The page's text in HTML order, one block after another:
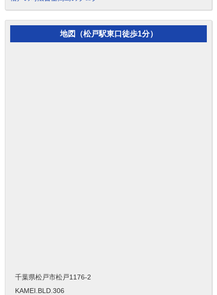
地図（松戸駅東口徒歩1分）
千葉県松戸市松戸1176-2
KAMEI.BLD.306